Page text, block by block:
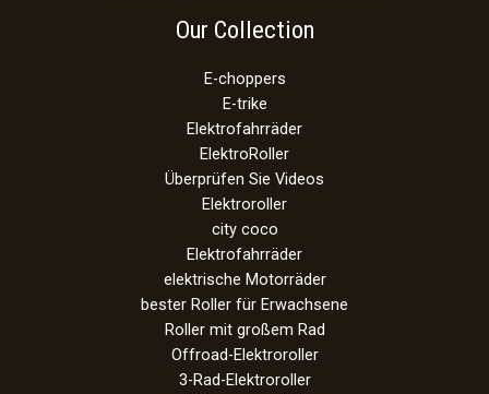
Our Collection
E-choppers
E-trike
Elektrofahrräder
ElektroRoller
Überprüfen Sie Videos
Elektroroller
city coco
Elektrofahrräder
elektrische Motorräder
bester Roller für Erwachsene
Roller mit großem Rad
Offroad-Elektroroller
3-Rad-Elektroroller